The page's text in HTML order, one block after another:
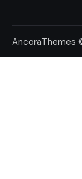
AncoraThemes